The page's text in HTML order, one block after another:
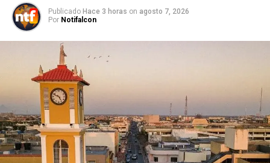
Publicado Hace 3 horas on agosto 7, 2026
Por Notifalcon